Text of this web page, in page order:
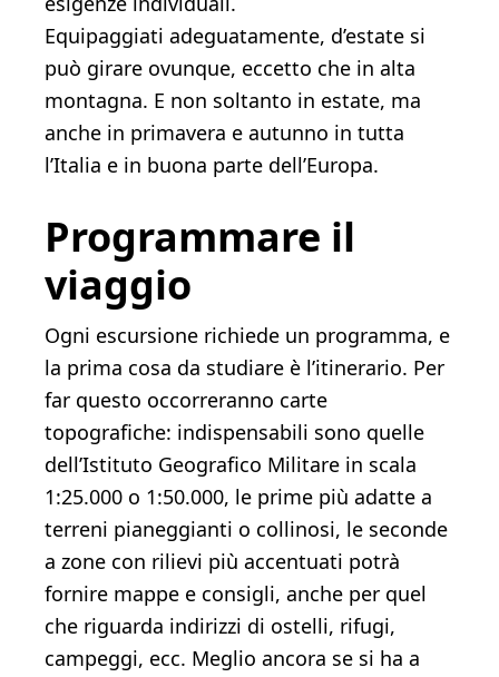
Equipaggiati adeguatamente, d’estate si
può girare ovunque, eccetto che in alta
montagna. E non soltanto in estate, ma
anche in primavera e autunno in tutta
l’Italia e in buona parte dell’Europa.
Programmare il
viaggio
Ogni escursione richiede un programma, e
la prima cosa da studiare è l’itinerario. Per
far questo occorreranno carte
topografiche: indispensabili sono quelle
dell’Istituto Geografico Militare in scala
1:25.000 o 1:50.000, le prime più adatte a
terreni pianeggianti o collinosi, le seconde
a zone con rilievi più accentuati potrà
fornire mappe e consigli, anche per quel
che riguarda indirizzi di ostelli, rifugi,
campeggi, ecc. Meglio ancora se si ha a